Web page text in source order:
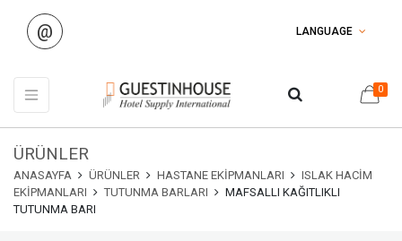
@ LANGUAGE
0
ÜRÜNLER
ANASAYFA ÜRÜNLER HASTANE EKIPMANLARI
ISLAK HACIM
EKIPMANLARI
TUTUNMA BARLARI
MAFSALLI KAĞITLIKLI
TUTUNMA BARI